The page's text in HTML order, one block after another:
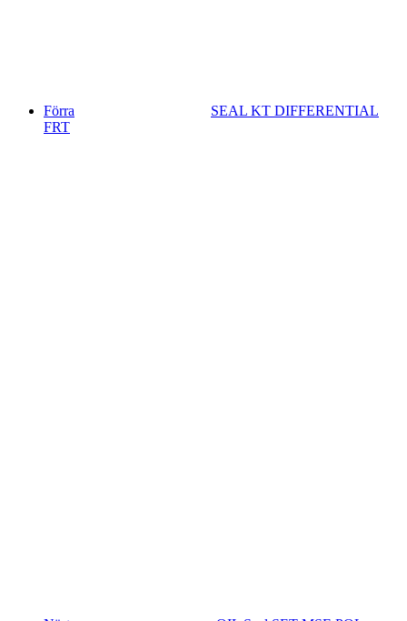
Förra
SEAL KT DIFFERENTIAL
FRT